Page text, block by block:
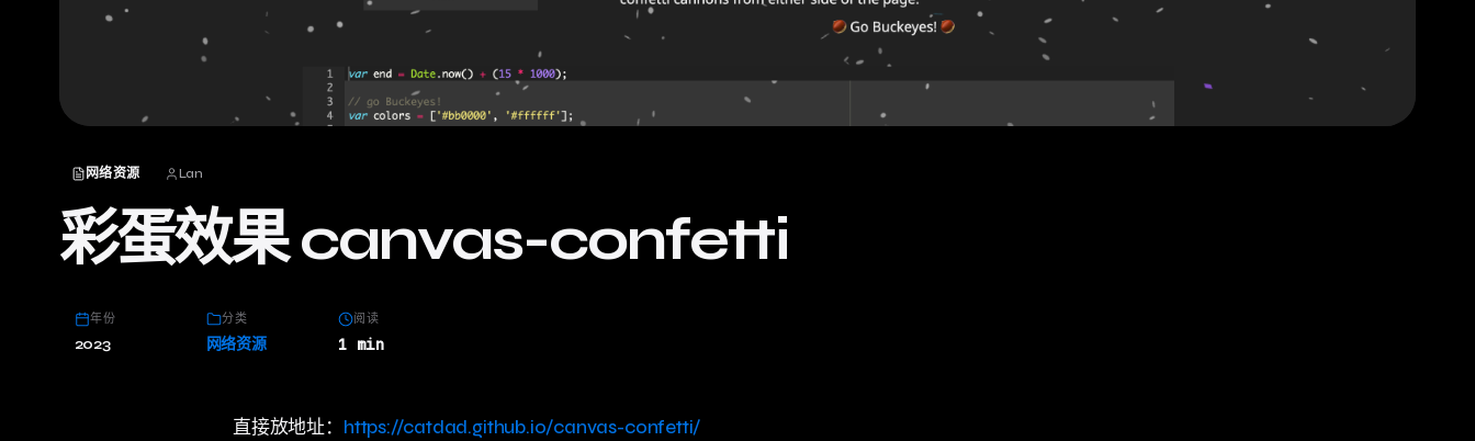
网络资源 Lan
彩蛋效果 canvas-confetti
年份
2023
分类
网络资源
阅读
1 min
直接放地址： https://catdad.github.io/canvas-confetti/